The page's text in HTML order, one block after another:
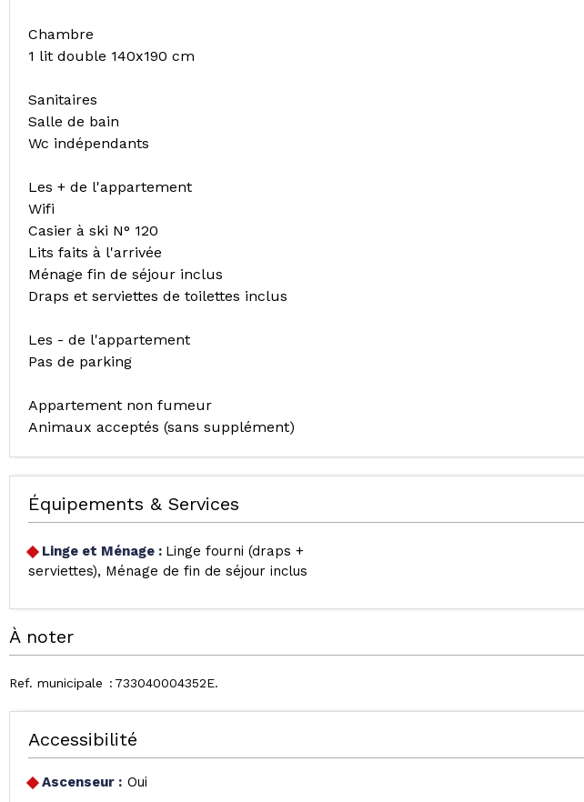
Chambre
1 lit double 140x190 cm
Sanitaires
Salle de bain
Wc indépendants
Les + de l'appartement
Wifi
Casier à ski N° 120
Lits faits à l'arrivée
Ménage fin de séjour inclus
Draps et serviettes de toilettes inclus
Les - de l'appartement
Pas de parking
Appartement non fumeur
Animaux acceptés (sans supplément)
Équipements & Services
Linge et Ménage : Linge fourni (draps +
serviettes)
Ménage de fin de séjour inclus
À noter
Ref. municipale 733040004352E
Accessibilité
Ascenseur : Oui